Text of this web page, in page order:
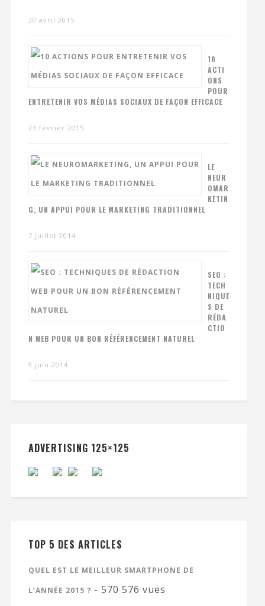
20 avril 2015
10
ACTI
ONS
POUR
ENTRETENIR VOS MÉDIAS SOCIAUX DE FAÇON EFFICACE
23 février 2015
LE
NEUR
OMAR
KETIN
G, UN APPUI POUR LE MARKETING TRADITIONNEL
7 juillet 2014
SEO :
TECH
NIQUE
S DE
RÉDA
CTIO
N WEB POUR UN BON RÉFÉRENCEMENT NATUREL
9 juin 2014
ADVERTISING 125×125
TOP 5 DES ARTICLES
QUEL EST LE MEILLEUR SMARTPHONE DE
L’ANNÉE 2015 ? - 570 576 vues